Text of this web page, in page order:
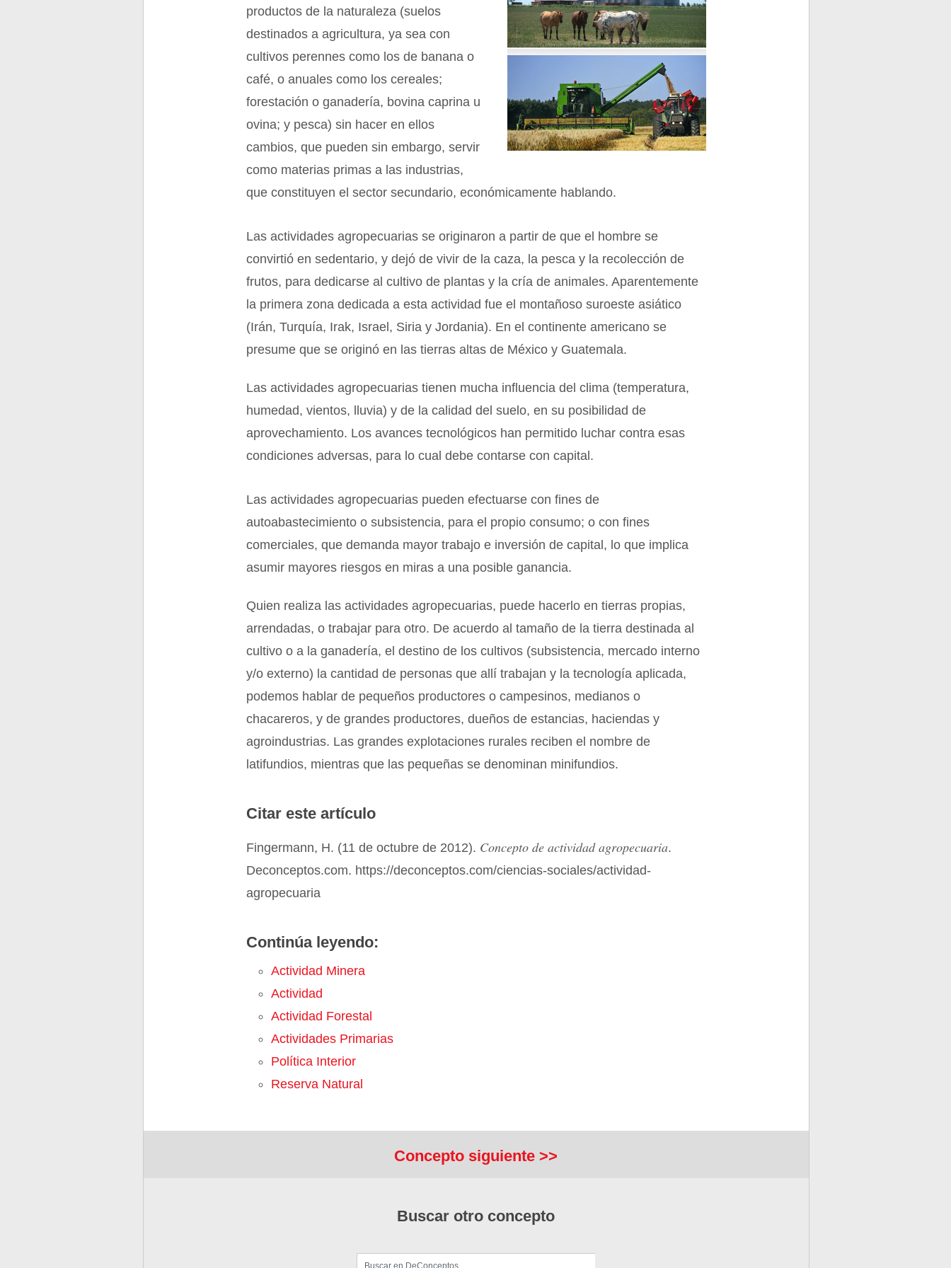
productos de la naturaleza (suelos
destinados a agricultura, ya sea con
cultivos perennes como los de banana o
café, o anuales como los cereales;
forestación o ganadería, bovina caprina u
ovina; y pesca) sin hacer en ellos
cambios, que pueden sin embargo, servir
como materias primas a las industrias,
que constituyen el sector secundario, económicamente hablando.
Las actividades agropecuarias se originaron a partir de que el hombre se
convirtió en sedentario, y dejó de vivir de la caza, la pesca y la recolección de
frutos, para dedicarse al cultivo de plantas y la cría de animales. Aparentemente
la primera zona dedicada a esta actividad fue el montañoso suroeste asiático
(Irán, Turquía, Irak, Israel, Siria y Jordania). En el continente americano se
presume que se originó en las tierras altas de México y Guatemala.
Las actividades agropecuarias tienen mucha influencia del clima (temperatura,
humedad, vientos, lluvia) y de la calidad del suelo, en su posibilidad de
aprovechamiento. Los avances tecnológicos han permitido luchar contra esas
condiciones adversas, para lo cual debe contarse con capital.
Las actividades agropecuarias pueden efectuarse con fines de
autoabastecimiento o subsistencia, para el propio consumo; o con fines
comerciales, que demanda mayor trabajo e inversión de capital, lo que implica
asumir mayores riesgos en miras a una posible ganancia.
Quien realiza las actividades agropecuarias, puede hacerlo en tierras propias,
arrendadas, o trabajar para otro. De acuerdo al tamaño de la tierra destinada al
cultivo o a la ganadería, el destino de los cultivos (subsistencia, mercado interno
y/o externo) la cantidad de personas que allí trabajan y la tecnología aplicada,
podemos hablar de pequeños productores o campesinos, medianos o
chacareros, y de grandes productores, dueños de estancias, haciendas y
agroindustrias. Las grandes explotaciones rurales reciben el nombre de
latifundios, mientras que las pequeñas se denominan minifundios.
Citar este artículo
Fingermann, H. (11 de octubre de 2012). Concepto de actividad agropecuaria.
Deconceptos.com. https://deconceptos.com/ciencias-sociales/actividad-
agropecuaria
Continúa leyendo:
Actividad Minera
Actividad
Actividad Forestal
Actividades Primarias
Política Interior
Reserva Natural
Concepto siguiente >>
Buscar otro concepto